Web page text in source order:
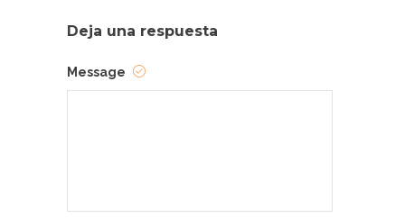
Deja una respuesta
Message